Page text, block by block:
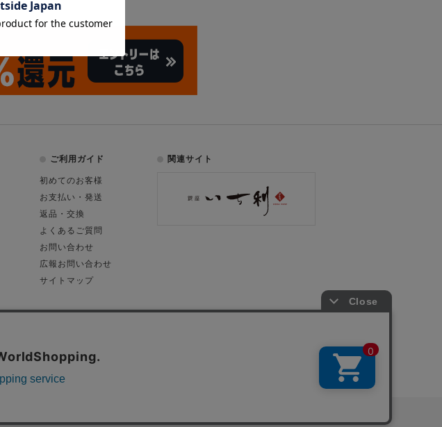
ご利用ガイド
初めてのお客様
お支払い・発送
返品・交換
よくあるご質問
お問い合わせ
広報お問い合わせ
サイトマップ
関連サイト